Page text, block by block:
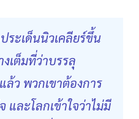
ระเด็นนิวเคลียร์ขึ้น
เต็มที่ว่าบรรลุ
ว พวกเขาต้องการ
และโลกเข้าใจว่าไม่มี